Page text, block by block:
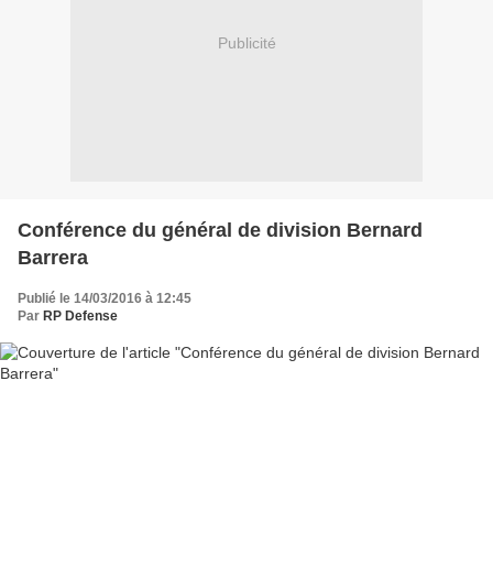
Publicité
Conférence du général de division Bernard
Barrera
Publié le 14/03/2016 à 12:45
Par RP Defense